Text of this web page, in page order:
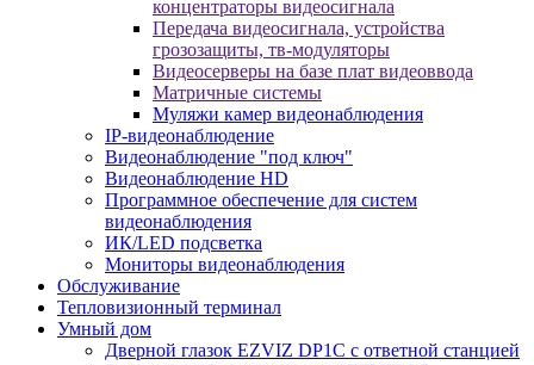
концентраторы видеосигнала
Передача видеосигнала, устройства
грозозащиты, тв-модуляторы
Видеосерверы на базе плат видеоввода
Матричные системы
Муляжи камер видеонаблюдения
IP-видеонаблюдение
Видеонаблюдение "под ключ"
Видеонаблюдение HD
Программное обеспечение для систем
видеонаблюдения
ИК/LED подсветка
Мониторы видеонаблюдения
Обслуживание
Тепловизионный терминал
Умный дом
Дверной глазок EZVIZ DP1C с ответной станцией